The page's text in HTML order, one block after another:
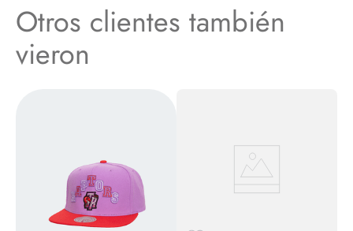
Otros clientes también
vieron